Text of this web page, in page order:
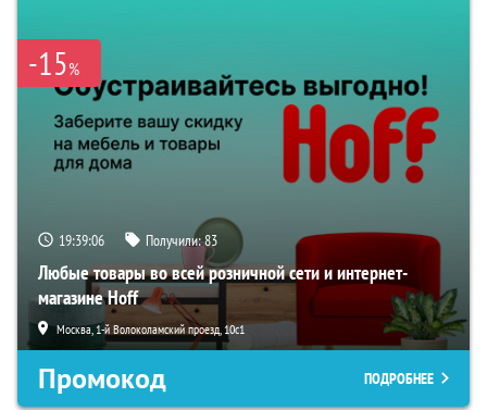
-15%
19:39:05 Получили:83
Любые товары во всей розничной сети и интернет-
магазине Hoff
Москва, 1-й Волоколамский проезд, 10с1
Промокод ПОДРОБНЕЕ